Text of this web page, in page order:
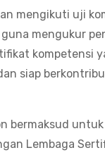
mengikuti uji
guna mengukur
kompetensi
siap
bermaksud
Lembaga